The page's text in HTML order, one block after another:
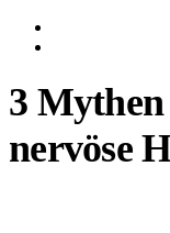
3
nervöse